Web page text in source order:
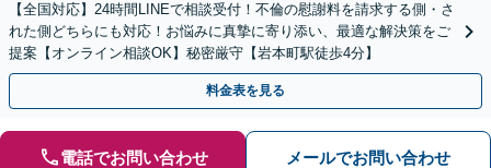
【全国対応】24時間LINEで相談受付！不倫の慰謝料を請求する側・さ
れた側どちらにも対応！お悩みに真摯に寄り添い、最適な解決策をご
提案【オンライン相談OK】秘密厳守【岩本町駅徒歩4分】
料金表を見る
電話でお問い合わせ メールでお問い合わせ